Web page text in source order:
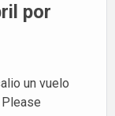
por
un vuelo